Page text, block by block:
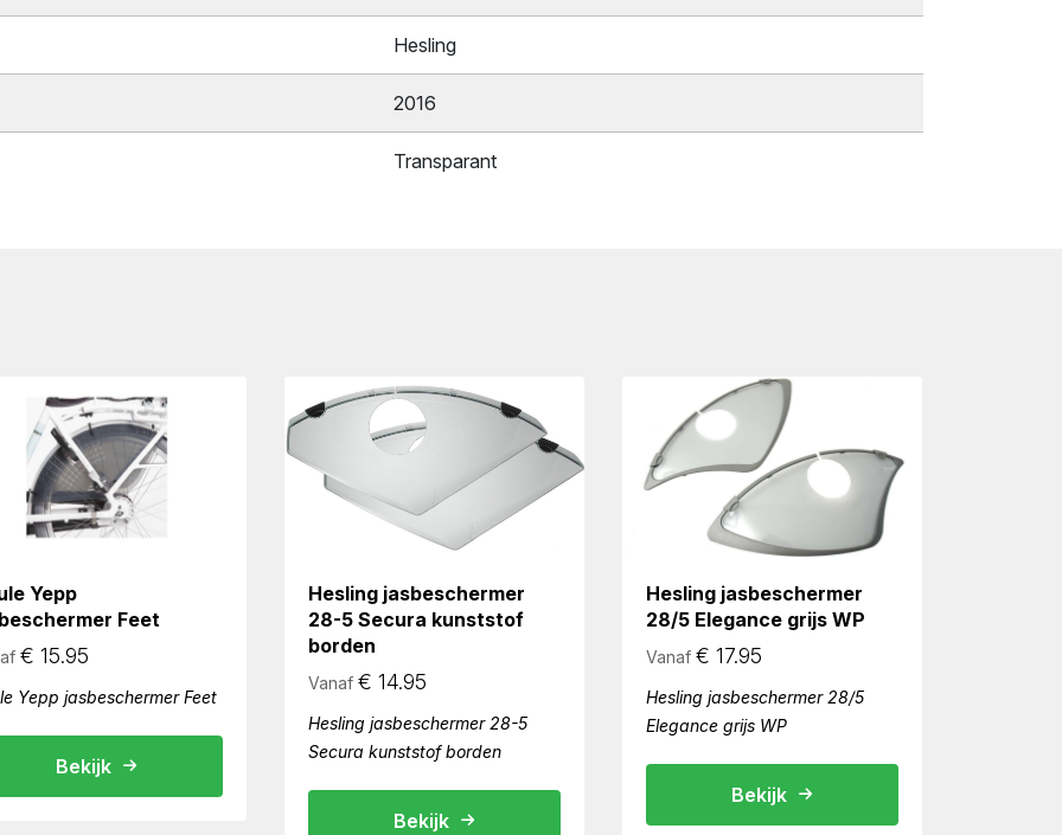
Hesling
2016
Transparant
Yepp
Feet
€ 15.95
Yepp jasbeschermer Feet
Bekijk
Hesling jasbeschermer
28-5 Secura kunststof
borden
Vanaf € 14.95
Hesling jasbeschermer 28-5
Secura kunststof borden
Bekijk
Hesling jasbeschermer
28/5 Elegance grijs WP
Vanaf € 17.95
Hesling jasbeschermer 28/5
Elegance grijs WP
Bekijk